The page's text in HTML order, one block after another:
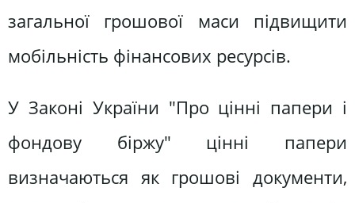
загальної грошової маси підвищити
мобільність фінансових ресурсів.
У Законі України "Про цінні папери і
фондову біржу" цінні папери
визначаються як грошові документи,